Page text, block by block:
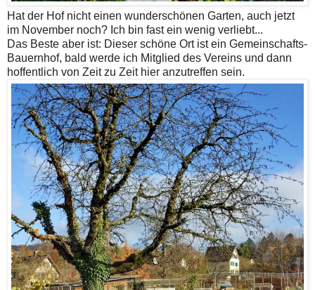
Hat der Hof nicht einen wunderschönen Garten, auch jetzt
im November noch? Ich bin fast ein wenig verliebt...
Das Beste aber ist: Dieser schöne Ort ist ein Gemeinschafts-
Bauernhof, bald werde ich Mitglied des Vereins und dann
hoffentlich von Zeit zu Zeit hier anzutreffen sein.